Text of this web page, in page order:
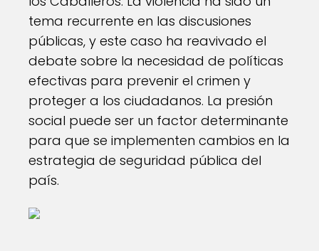
tema recurrente en las discusiones
públicas, y este caso ha reavivado el
debate sobre la necesidad de políticas
efectivas para prevenir el crimen y
proteger a los ciudadanos. La presión
social puede ser un factor determinante
para que se implementen cambios en la
estrategia de seguridad pública del
país.